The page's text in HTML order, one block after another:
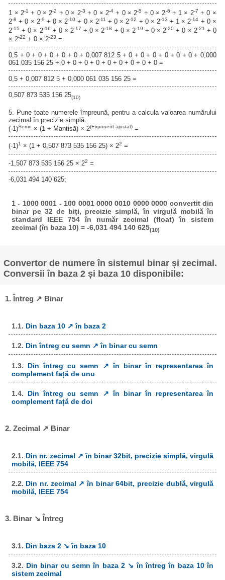
1 × 2-1 + 0 × 2-2 + 0 × 2-3 + 0 × 2-4+ 0 × 2-5 + 0 × 2-6 + 1 × 2-7 + 0 ×
2-8 + 0 × 2-9 + 0 × 2-10 + 0 × 2-11 + 0 × 2-12 + 0 × 2-13 + 1 × 2-14 + 0 ×
2-15 + 0 × 2-16 + 0 × 2-17 + 0 × 2-18 + 0 × 2-19 + 0 × 2-20 + 0 × 2-21 + 0
× 2-22 + 0 × 2-23 =
0,5 + 0 + 0 + 0 + 0 + 0 + 0,007 812 5 + 0 + 0 + 0 + 0 + 0 + 0 + 0,000
061 035 156 25 + 0 + 0 + 0 + 0 + 0 + 0 + 0 + 0 + 0 =
0,5 + 0,007 812 5 + 0,000 061 035 156 25 =
0,507 873 535 156 25(10)
5. Pune toate numerele împreună, pentru a calcula valoarea numărului
zecimal în precizie simplă:
(-1)Semn × (1 + Mantisă) × 2(Exponent ajustat) =
(-1)1 × (1 + 0,507 873 535 156 25) × 22 =
-1,507 873 535 156 25 × 22 =
-6,031 494 140 625;
1 - 1000 0001 - 100 0001 0000 0010 0000 0000 convertit din
binar pe 32 de biți, precizie simplă, în virgulă mobilă în
standard IEEE 754 în număr zecimal (float) în sistem
zecimal (în baza 10) = -6,031 494 140 625(10)
Convertor de numere în sistemul binar și zecimal.
Conversii în baza 2 și baza 10 disponibile:
1. Întreg ↗ Binar
1.1. Din baza 10 ↗ în baza 2
1.2. Din întreg cu semn ↗ în binar cu semn
1.3. Din întreg cu semn ↗ în binar în representarea în
complement față de unu
1.4. Din întreg cu semn ↗ în binar în representarea în
complement față de doi
2. Zecimal ↗ Binar
2.1. Din nr. zecimal ↗ în binar 32bit, precizie simplă, virgulă
mobilă, IEEE 754
2.2. Din nr. zecimal ↗ în binar 64bit, precizie dublă, virgulă
mobilă, IEEE 754
3. Binar ↘ Întreg
3.1. Din baza 2 ↘ în baza 10
3.2. Din binar cu semn în baza 2 ↘ în întreg în baza 10 în
sistem zecimal